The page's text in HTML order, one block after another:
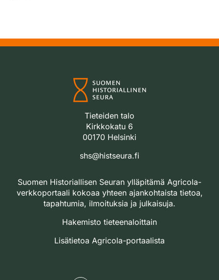
Tieteiden talo
Kirkkokatu 6
00170 Helsinki
shs@histseura.fi
Suomen Historiallisen Seuran ylläpitämä Agricola-
verkkoportaali kokoaa yhteen ajankohtaista tietoa,
tapahtumia, ilmoituksia ja julkaisuja.
Hakemisto tieteenaloittain
Lisätietoa Agricola-portaalista